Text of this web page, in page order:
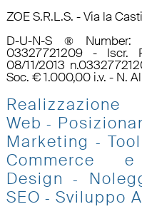
ZOE S.R.L.S. - Via la
D-U-N-S ®
03327721209 - Iscr.
08/11/2013
Soc. € 1.000,00 i.v. - N.
Web -
Marketing -
Commerce
Design
-
SEO - Sviluppo